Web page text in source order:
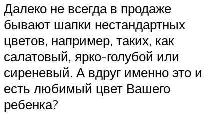
Далеко не всегда в продаже
бывают шапки нестандартных
цветов, например, таких, как
салатовый, ярко-голубой или
сиреневый. А вдруг именно это и
есть любимый цвет Вашего
ребенка?